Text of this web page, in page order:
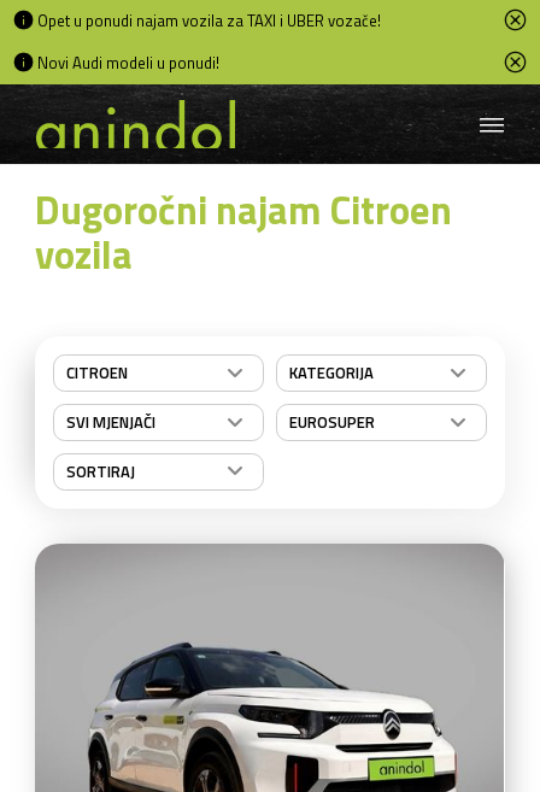
Opet u ponudi najam vozila za TAXI i UBER vozače!
Novi Audi modeli u ponudi!
Dugoročni najam Citroen
vozila
CITROEN KATEGORIJA
SVI MJENJAČI EUROSUPER
SORTIRAJ